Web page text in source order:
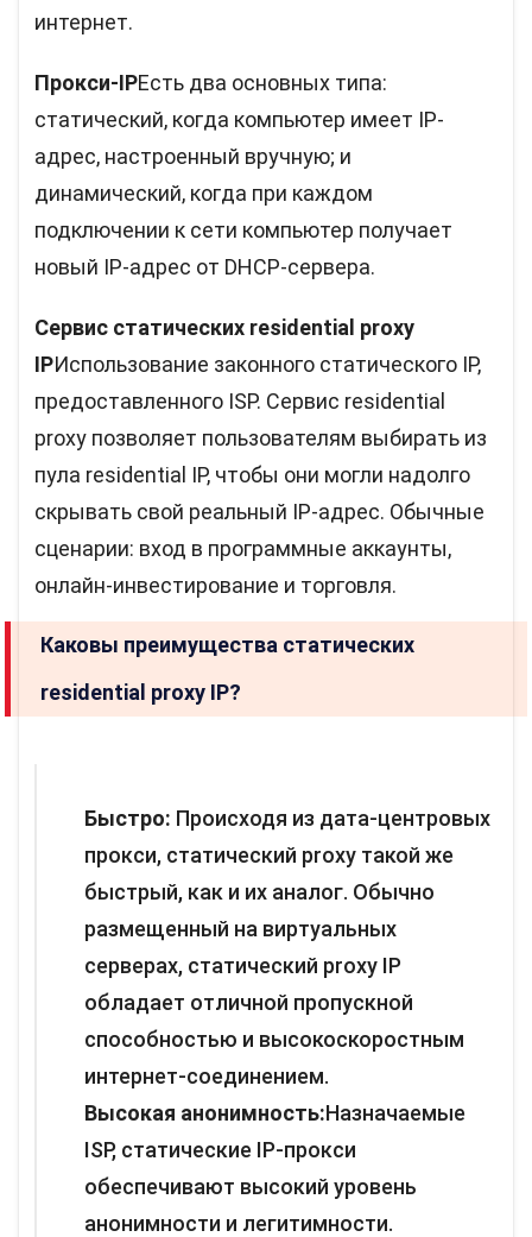
интернет.
Прокси-IPЕсть два основных типа:
статический, когда компьютер имеет IP-
адрес, настроенный вручную; и
динамический, когда при каждом
подключении к сети компьютер получает
новый IP-адрес от DHCP-сервера.
Сервис статических residential proxy
IPИспользование законного статического IP,
предоставленного ISP. Сервис residential
proxy позволяет пользователям выбирать из
пула residential IP, чтобы они могли надолго
скрывать свой реальный IP-адрес. Обычные
сценарии: вход в программные аккаунты,
онлайн-инвестирование и торговля.
Каковы преимущества статических
residential proxy IP?
Быстро: Происходя из дата-центровых
прокси, статический proxy такой же
быстрый, как и их аналог. Обычно
размещенный на виртуальных
серверах, статический proxy IP
обладает отличной пропускной
способностью и высокоскоростным
интернет-соединением.
Высокая анонимность:Назначаемые
ISP, статические IP-прокси
обеспечивают высокий уровень
анонимности и легитимности.